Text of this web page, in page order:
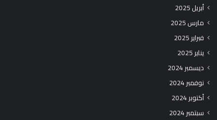
أبريل 2025
مارس 2025
فبراير 2025
يناير 2025
ديسمبر 2024
نوفمبر 2024
أكتوبر 2024
سبتمبر 2024